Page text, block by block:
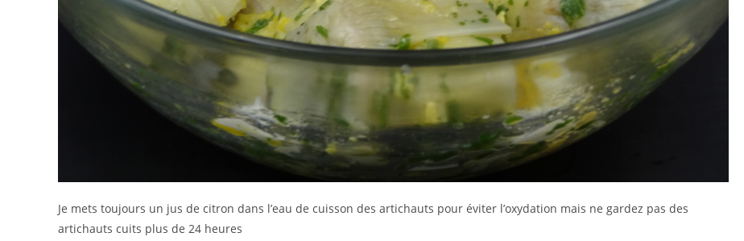
Je mets toujours un jus de citron dans l’eau de cuisson des artichauts pour éviter l’oxydation mais ne gardez pas des
artichauts cuits plus de 24 heures